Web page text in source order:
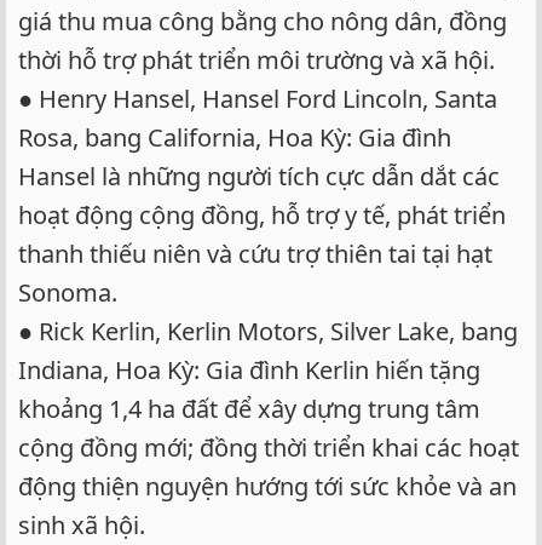
giá thu mua công bằng cho nông dân, đồng
thời hỗ trợ phát triển môi trường và xã hội.
● Henry Hansel, Hansel Ford Lincoln, Santa
Rosa, bang California, Hoa Kỳ: Gia đình
Hansel là những người tích cực dẫn dắt các
hoạt động cộng đồng, hỗ trợ y tế, phát triển
thanh thiếu niên và cứu trợ thiên tai tại hạt
Sonoma.
● Rick Kerlin, Kerlin Motors, Silver Lake, bang
Indiana, Hoa Kỳ: Gia đình Kerlin hiến tặng
khoảng 1,4 ha đất để xây dựng trung tâm
cộng đồng mới; đồng thời triển khai các hoạt
động thiện nguyện hướng tới sức khỏe và an
sinh xã hội.